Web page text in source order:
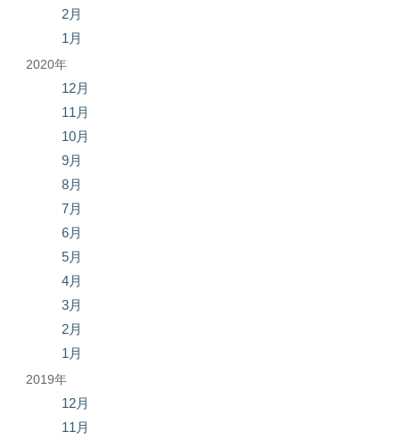
2月
1月
2020年
12月
11月
10月
9月
8月
7月
6月
5月
4月
3月
2月
1月
2019年
12月
11月